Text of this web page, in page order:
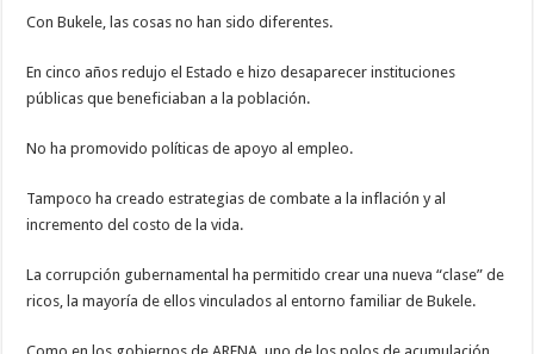
Con Bukele, las cosas no han sido diferentes.
En cinco años redujo el Estado e hizo desaparecer instituciones
públicas que beneficiaban a la población.
No ha promovido políticas de apoyo al empleo.
Tampoco ha creado estrategias de combate a la inflación y al
incremento del costo de la vida.
La corrupción gubernamental ha permitido crear una nueva “clase” de
ricos, la mayoría de ellos vinculados al entorno familiar de Bukele.